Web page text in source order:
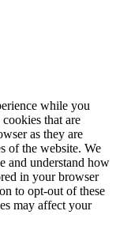
while you
that are
as they are
of the website. We
and understand how
in your browser
to opt-out of these
may affect your